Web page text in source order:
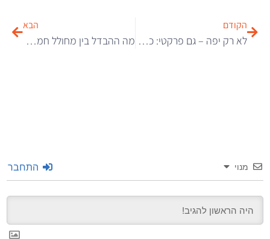
הקודם
לא רק יפה – גם פרקטי: כך תעצבו מטבח שמתאים לשגרת החיים של משפחה
הבא
מה ההבדל בין מחולל חמצן נייח לנייד – ולמי מתאים כל אחד?
מנוי התחבר